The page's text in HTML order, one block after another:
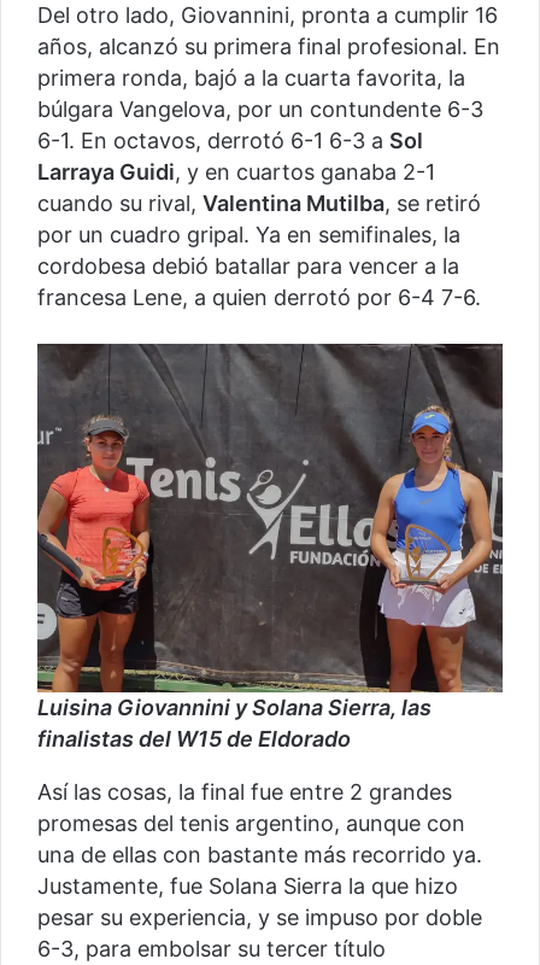
Del otro lado, Giovannini, pronta a cumplir 16
años, alcanzó su primera final profesional. En
primera ronda, bajó a la cuarta favorita, la
búlgara Vangelova, por un contundente 6-3
6-1. En octavos, derrotó 6-1 6-3 a Sol
Larraya Guidi, y en cuartos ganaba 2-1
cuando su rival, Valentina Mutilba, se retiró
por un cuadro gripal. Ya en semifinales, la
cordobesa debió batallar para vencer a la
francesa Lene, a quien derrotó por 6-4 7-6.
Luisina Giovannini y Solana Sierra, las
finalistas del W15 de Eldorado
Así las cosas, la final fue entre 2 grandes
promesas del tenis argentino, aunque con
una de ellas con bastante más recorrido ya.
Justamente, fue Solana Sierra la que hizo
pesar su experiencia, y se impuso por doble
6-3, para embolsar su tercer título